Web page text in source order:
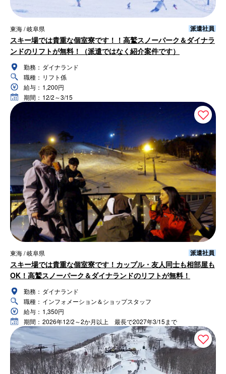
東海 / 岐阜県 派遣社員
スキー場では貴重な個室寮です！！高鷲スノーパーク＆ダイナラ
ンドのリフトが無料！（派遣ではなく紹介案件です）
勤務： ダイナランド
職種： リフト係
給与： 1,200円
期間： 12/2～3/15
東海 / 岐阜県 派遣社員
スキー場では貴重な個室寮です！カップル・友人同士も相部屋も
OK！高鷲スノーパーク＆ダイナランドのリフトが無料！
勤務： ダイナランド
職種： インフォメーション＆ショップスタッフ
給与： 1,350円
期間： 2026年12/2～2か月以上 最長で2027年3/15まで